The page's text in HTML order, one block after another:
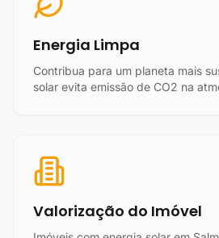
Energia Limpa
Contribua para um planeta mais
solar evita emissão de CO2 na
Valorização do Imóvel